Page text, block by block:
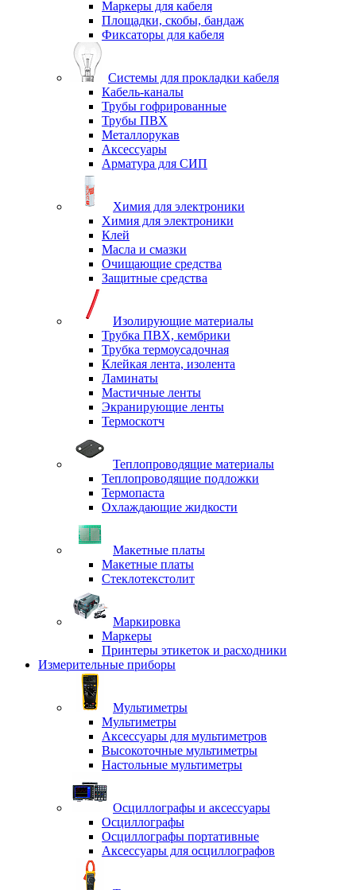
Маркеры для кабеля
Площадки, скобы, бандаж
Фиксаторы для кабеля
Системы для прокладки кабеля
Кабель-каналы
Трубы гофрированные
Трубы ПВХ
Металлорукав
Аксессуары
Арматура для СИП
Химия для электроники
Химия для электроники
Клей
Масла и смазки
Очищающие средства
Защитные средства
Изолирующие материалы
Трубка ПВХ, кембрики
Трубка термоусадочная
Клейкая лента, изолента
Ламинаты
Мастичные ленты
Экранирующие ленты
Термоскотч
Теплопроводящие материалы
Теплопроводящие подложки
Термопаста
Охлаждающие жидкости
Макетные платы
Макетные платы
Стеклотекстолит
Маркировка
Маркеры
Принтеры этикеток и расходники
Измерительные приборы
Мультиметры
Мультиметры
Аксессуары для мультиметров
Высокоточные мультиметры
Настольные мультиметры
Осциллографы и аксессуары
Осциллографы
Осциллографы портативные
Аксессуары для осциллографов